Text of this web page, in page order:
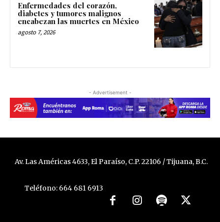
Enfermedades del corazón,
diabetes y tumores malignos
encabezan las muertes en México
agosto 7, 2026
- Advertisement -
Av. Las Américas 4633, El Paraíso, C.P. 22106 / Tijuana, B.C.
Teléfono: 664 681 6913